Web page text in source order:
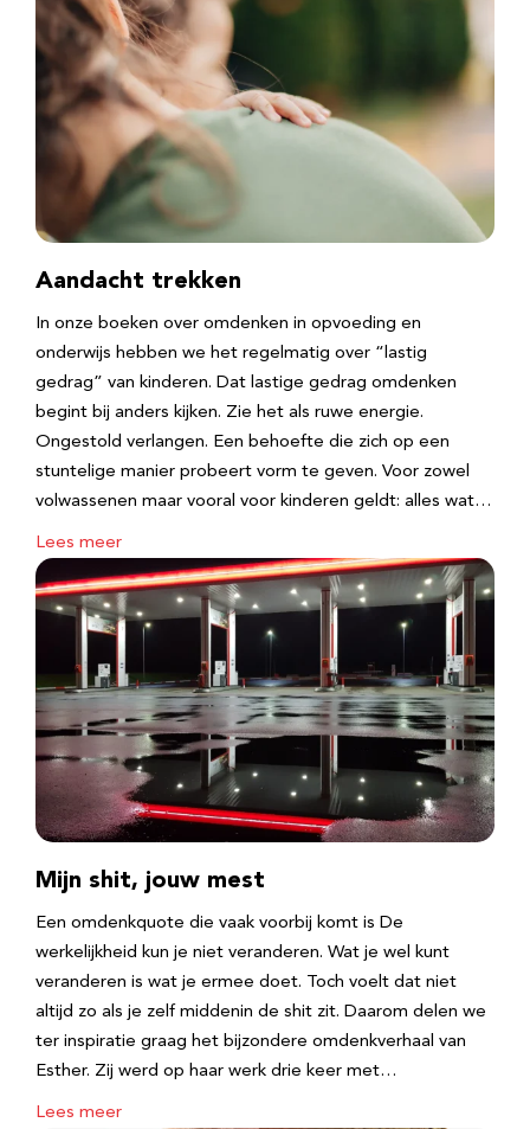
Aandacht trekken
In onze boeken over omdenken in opvoeding en
onderwijs hebben we het regelmatig over “lastig
gedrag” van kinderen. Dat lastige gedrag omdenken
begint bij anders kijken. Zie het als ruwe energie.
Ongestold verlangen. Een behoefte die zich op een
stuntelige manier probeert vorm te geven. Voor zowel
volwassenen maar vooral voor kinderen geldt: alles wat…
Lees meer
Mijn shit, jouw mest
Een omdenkquote die vaak voorbij komt is De
werkelijkheid kun je niet veranderen. Wat je wel kunt
veranderen is wat je ermee doet. Toch voelt dat niet
altijd zo als je zelf middenin de shit zit. Daarom delen we
ter inspiratie graag het bijzondere omdenkverhaal van
Esther. Zij werd op haar werk drie keer met…
Lees meer